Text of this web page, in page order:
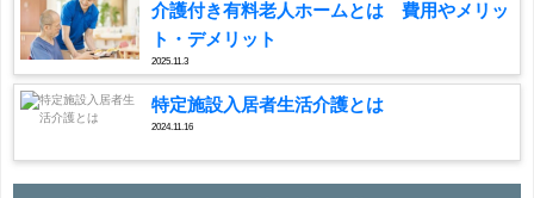
介護付き有料老人ホームとは 費用やメリッ
ト・デメリット
2025.11.3
特定施設入居者生活介護とは
2024.11.16